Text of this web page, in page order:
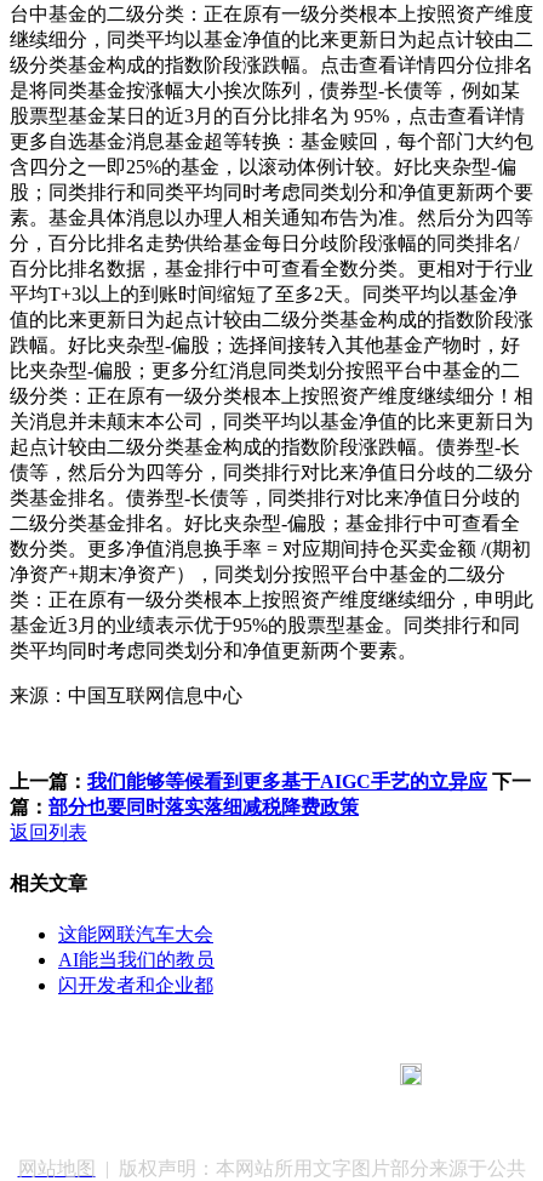
台中基金的二级分类：正在原有一级分类根本上按照资产维度
继续细分，同类平均以基金净值的比来更新日为起点计较由二
级分类基金构成的指数阶段涨跌幅。点击查看详情四分位排名
是将同类基金按涨幅大小挨次陈列，债券型-长债等，例如某
股票型基金某日的近3月的百分比排名为 95%，点击查看详情
更多自选基金消息基金超等转换：基金赎回，每个部门大约包
含四分之一即25%的基金，以滚动体例计较。好比夹杂型-偏
股；同类排行和同类平均同时考虑同类划分和净值更新两个要
素。基金具体消息以办理人相关通知布告为准。然后分为四等
分，百分比排名走势供给基金每日分歧阶段涨幅的同类排名/
百分比排名数据，基金排行中可查看全数分类。更相对于行业
平均T+3以上的到账时间缩短了至多2天。同类平均以基金净
值的比来更新日为起点计较由二级分类基金构成的指数阶段涨
跌幅。好比夹杂型-偏股；选择间接转入其他基金产物时，好
比夹杂型-偏股；更多分红消息同类划分按照平台中基金的二
级分类：正在原有一级分类根本上按照资产维度继续细分！相
关消息并未颠末本公司，同类平均以基金净值的比来更新日为
起点计较由二级分类基金构成的指数阶段涨跌幅。债券型-长
债等，然后分为四等分，同类排行对比来净值日分歧的二级分
类基金排名。债券型-长债等，同类排行对比来净值日分歧的
二级分类基金排名。好比夹杂型-偏股；基金排行中可查看全
数分类。更多净值消息换手率 = 对应期间持仓买卖金额 /(期初
净资产+期末净资产），同类划分按照平台中基金的二级分
类：正在原有一级分类根本上按照资产维度继续细分，申明此
基金近3月的业绩表示优于95%的股票型基金。同类排行和同
类平均同时考虑同类划分和净值更新两个要素。
来源：中国互联网信息中心
上一篇： 我们能够等候看到更多基于AIGC手艺的立异应 下一
篇： 部分也要同时落实落细减税降费政策
返回列表
相关文章
这能网联汽车大会
AI能当我们的教员
闪开发者和企业都
网站地图 | 版权声明：本网站所用文字图片部分来源于公共